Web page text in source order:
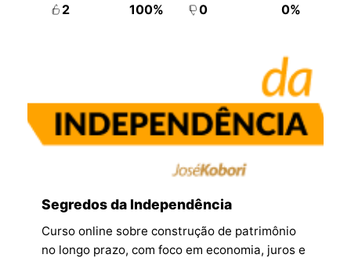
2 100% 0 0%
Segredos da Independência
Curso online sobre construção de patrimônio
no longo prazo, com foco em economia, juros e